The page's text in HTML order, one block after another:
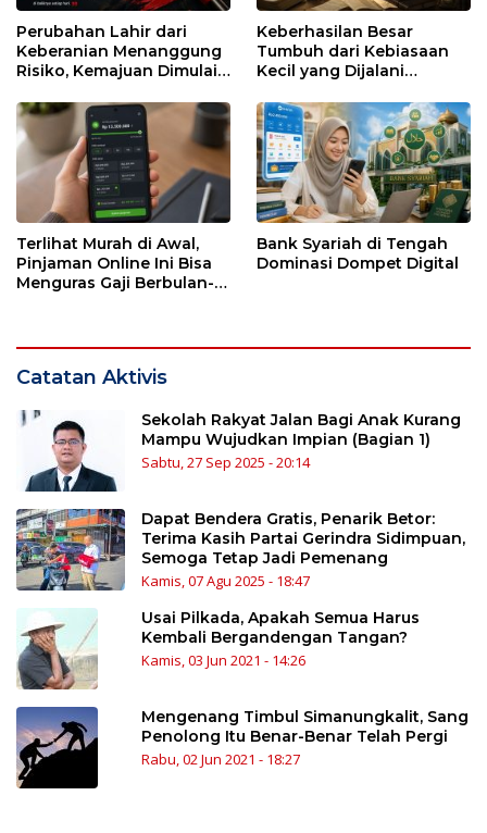
Perubahan Lahir dari
Keberanian Menanggung
Risiko, Kemajuan Dimulai
Keberhasilan Besar
Tumbuh dari Kebiasaan
Kecil yang Dijalani
Terlihat Murah di Awal,
Pinjaman Online Ini Bisa
Menguras Gaji Berbulan-
Bank Syariah di Tengah
Dominasi Dompet Digital
Catatan Aktivis
Sekolah Rakyat Jalan Bagi Anak Kurang
Mampu Wujudkan Impian (Bagian 1)
Sabtu, 27 Sep 2025 - 20:14
Dapat Bendera Gratis, Penarik Betor:
Terima Kasih Partai Gerindra Sidimpuan,
Semoga Tetap Jadi Pemenang
Kamis, 07 Agu 2025 - 18:47
Usai Pilkada, Apakah Semua Harus
Kembali Bergandengan Tangan?
Kamis, 03 Jun 2021 - 14:26
Mengenang Timbul Simanungkalit, Sang
Penolong Itu Benar-Benar Telah Pergi
Rabu, 02 Jun 2021 - 18:27